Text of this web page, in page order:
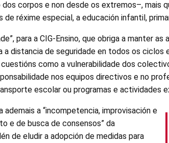
corpos e non desde os extremos–, mais
de réxime especial, a educación infantil,
para a CIG-Ensino, que obriga a manter
a distancia de seguridade en todos os ciclos
como a vulnerabilidade dos
nos equipos directivos e no
escolar ou programas e actividades
ademais a “incompetencia, improvisación e
e de busca de consensos” da
de eludir a adopción de medidas para